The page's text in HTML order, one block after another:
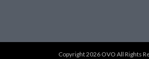
Copyright 2026 OVO All Rights